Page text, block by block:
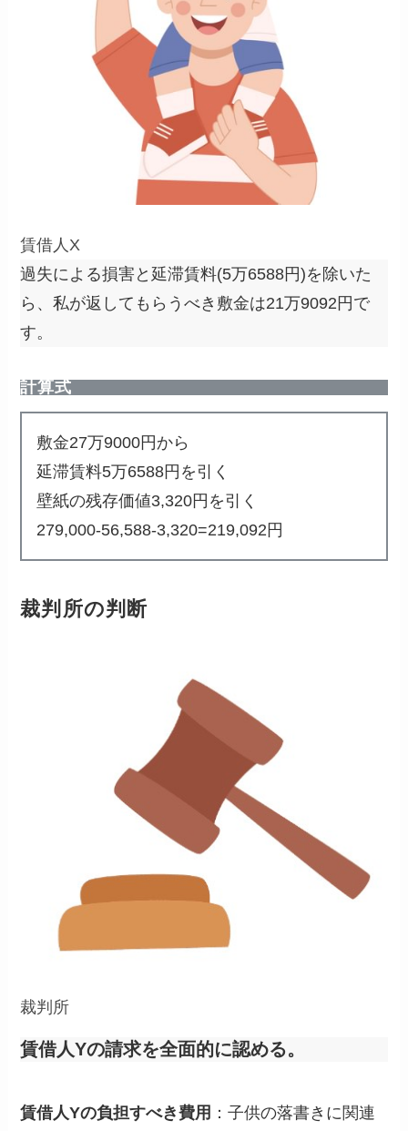
賃借人X
過失による損害と延滞賃料(5万6588円)を除いた
ら、私が返してもらうべき敷金は21万9092円で
す。
計算式
敷金27万9000円から
延滞賃料5万6588円を引く
壁紙の残存価値3,320円を引く
279,000-56,588-3,320=219,092円
裁判所の判断
裁判所
賃借人Yの請求を全面的に認める。
賃借人Yの負担すべき費用 ：子供の落書きに関連